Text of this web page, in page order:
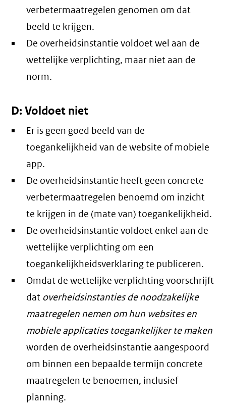
verbetermaatregelen genomen om dat
beeld te krijgen.
De overheidsinstantie voldoet wel aan de
wettelijke verplichting, maar niet aan de
norm.
D: Voldoet niet
Er is geen goed beeld van de
toegankelijkheid van de website of mobiele
app.
De overheidsinstantie heeft geen concrete
verbetermaatregelen benoemd om inzicht
te krijgen in de (mate van) toegankelijkheid.
De overheidsinstantie voldoet enkel aan de
wettelijke verplichting om een
toegankelijkheidsverklaring te publiceren.
Omdat de wettelijke verplichting voorschrijft
dat overheidsinstanties de noodzakelijke
maatregelen nemen om hun websites en
mobiele applicaties toegankelijker te maken
worden de overheidsinstantie aangespoord
om binnen een bepaalde termijn concrete
maatregelen te benoemen, inclusief
planning.